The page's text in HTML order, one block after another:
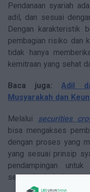
Pendanaan syariah
adil, dan sesuai
Dengan karakteristik
pembagian risiko dan
tidak hanya
kemitraan yang sehat
Baca juga:Adil
Musyarakah dan
Melalui securities
bisa mengakses
dengan proses yang
yang sesuai prinsip
pendampingan
secara berkelanjutan.